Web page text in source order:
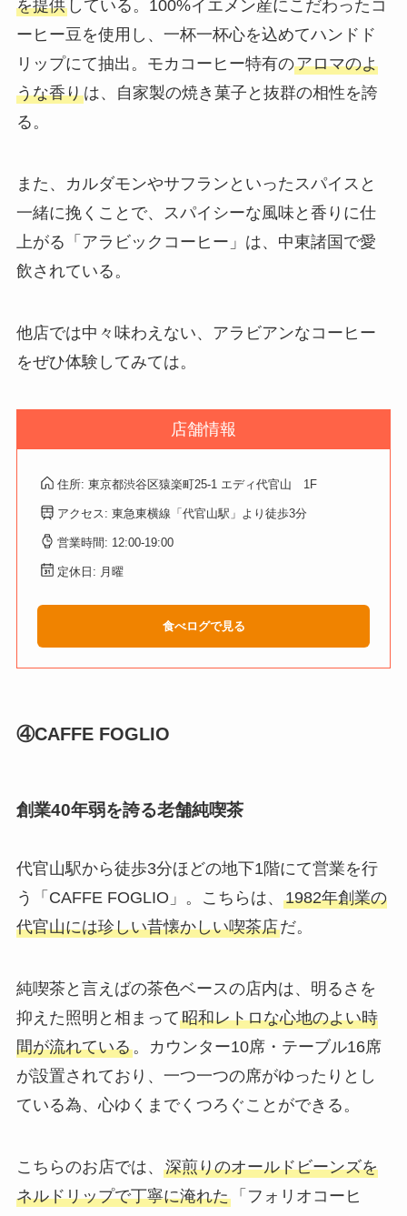
を提供している。100%イエメン産にこだわったコ
ーヒー豆を使用し、一杯一杯心を込めてハンドド
リップにて抽出。モカコーヒー特有のアロマのよ
うな香りは、自家製の焼き菓子と抜群の相性を誇
る。
また、カルダモンやサフランといったスパイスと
一緒に挽くことで、スパイシーな風味と香りに仕
上がる 「アラビックコーヒー」 は、中東諸国で愛
飲されている。
他店では中々味わえない、アラビアンなコーヒー
をぜひ体験してみては。
店舗情報
住所: 東京都渋谷区猿楽町25-1 エディ代官山 1F
アクセス: 東急東横線「代官山駅」より徒歩3分
営業時間: 12:00-19:00
定休日: 月曜
食べログで見る
④CAFFE FOGLIO
創業40年弱を誇る老舗純喫茶
代官山駅から徒歩3分ほどの地下1階にて営業を行
う「CAFFE FOGLIO」。こちらは、 1982年創業の
代官山には珍しい昔懐かしい喫茶店だ。
純喫茶と言えばの茶色ベースの店内は、明るさを
抑えた照明と相まって昭和レトロな心地のよい時
間が流れている。カウンター10席・テーブル16席
が設置されており、一つ一つの席がゆったりとし
ている為、心ゆくまでくつろぐことができる。
こちらのお店では、 深煎りのオールドビーンズを
ネルドリップで丁寧に淹れた「フォリオコーヒ